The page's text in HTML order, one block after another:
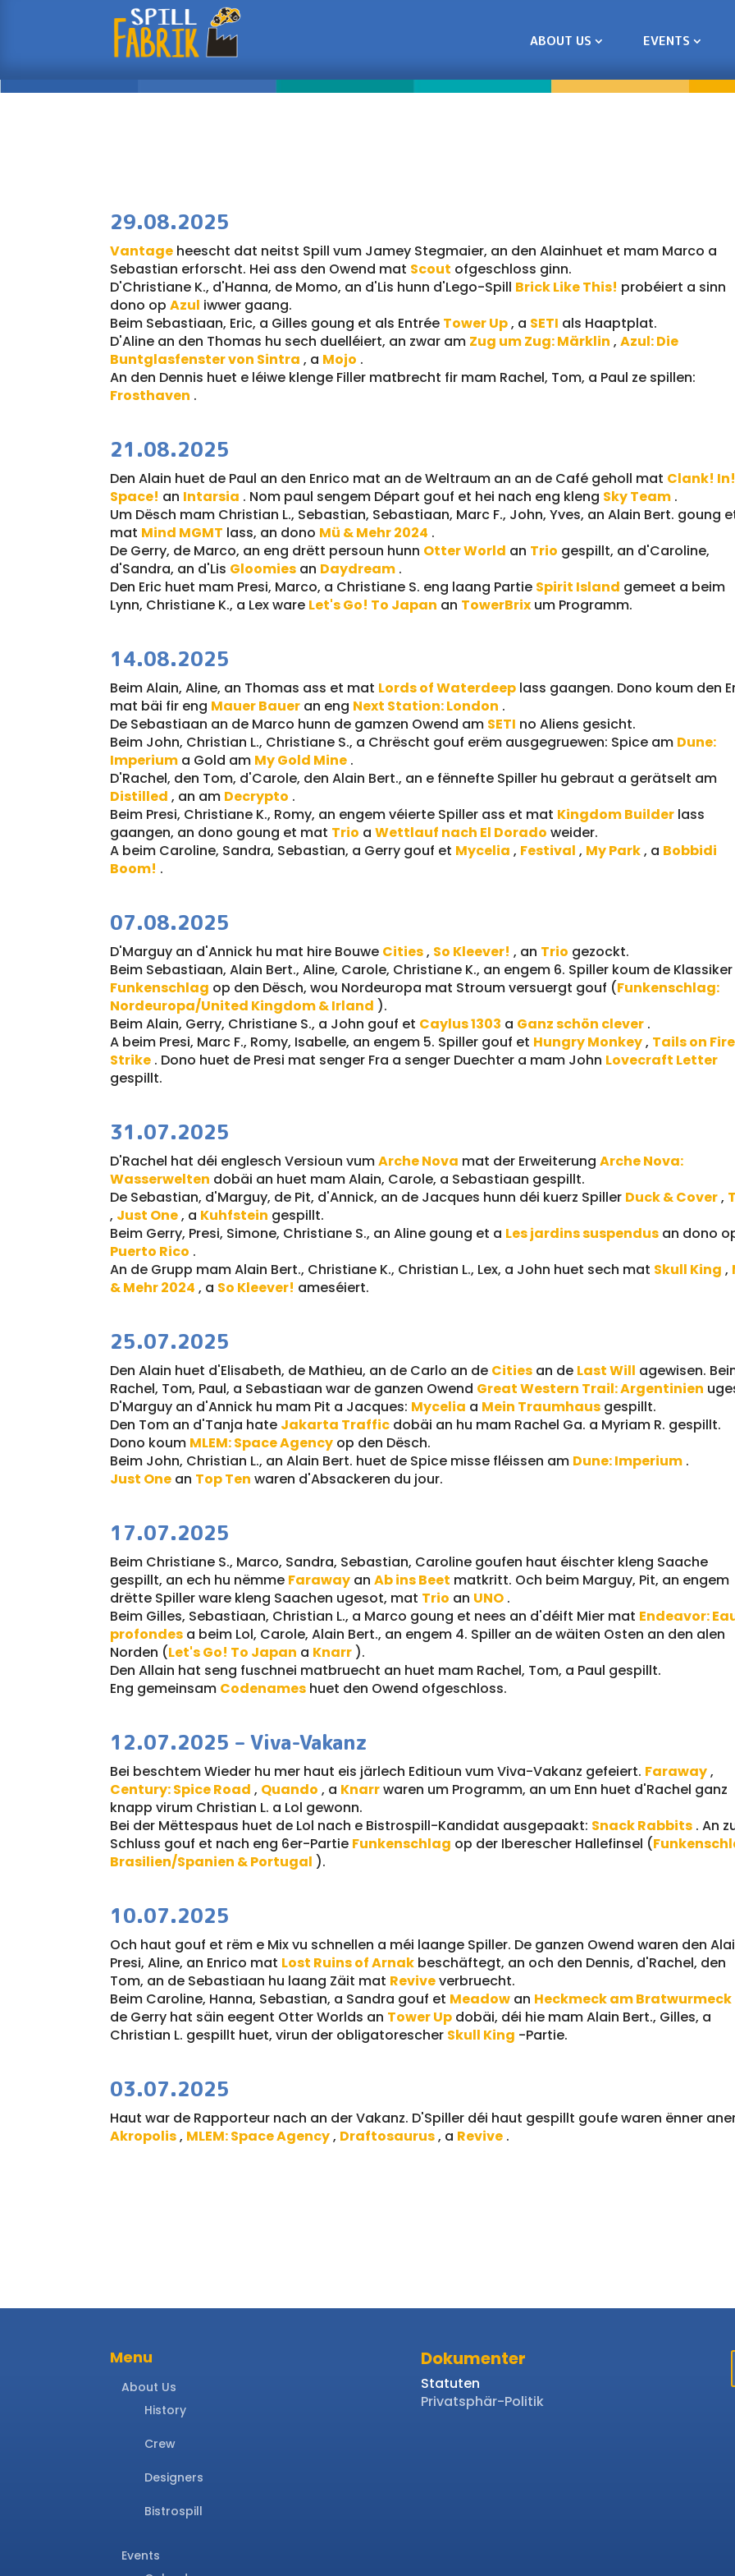
ABOUT US EVENTS
29.08.2025
Vantage heescht dat neitst Spill vum Jamey Stegmaier, an den Alainhuet et mam Marco a
Sebastian erforscht. Hei ass den Owend mat Scout ofgeschloss ginn.
D'Christiane K., d'Hanna, de Momo, an d'Lis hunn d'Lego-Spill Brick Like This! probéiert a sinn
dono opAzul iwwer gaang.
Beim Sebastiaan, Eric, a Gilles goung et als Entrée Tower Up, a SETI als Haaptplat.
D'Aline an den Thomas hu sech duelléiert, an zwar am Zug um Zug: Märklin ,Azul: Die
Buntglasfenster von Sintra , a Mojo .
An den Dennis huet e léiwe klenge Filler matbrecht fir mam Rachel, Tom, a Paul ze spillen:
Frosthaven .
21.08.2025
Den Alain huet de Paul an den Enrico mat an de Weltraum an an de Café geholl mat Clank! In!
Space! an Intarsia . Nom paul sengem Départ gouf et hei nach eng kleng Sky Team .
Um Dësch mam Christian L., Sebastian, Sebastiaan, Marc F., John, Yves, an Alain Bert. goung
mat Mind MGMT lass, an dono Mü & Mehr 2024 .
De Gerry, de Marco, an eng drëtt persoun hunn Otter World an Trio gespillt, an d'Caroline,
d'Sandra, an d'Lis Gloomies an Daydream .
Den Eric huet mam Presi, Marco, a Christiane S. eng laang Partie Spirit Island gemeet a beim
Lynn, Christiane K., a Lex ware Let's Go! To Japan an TowerBrix um Programm.
14.08.2025
Beim Alain, Aline, an Thomas ass et mat Lords of Waterdeep lass gaangen. Dono koum den
mat bäi fir eng Mauer Bauer an eng Next Station: London .
De Sebastiaan an de Marco hunn de gamzen Owend am SETI no Aliens gesicht.
Beim John, Christian L., Christiane S., a Chrëscht gouf erëm ausgegruewen: Spice am Dune:
Imperium a Gold am My Gold Mine .
D'Rachel, den Tom, d'Carole, den Alain Bert., an e fënnefte Spiller hu gebraut a gerätselt am
Distilled , an am Decrypto .
Beim Presi, Christiane K., Romy, an engem véierte Spiller ass et mat Kingdom Builder lass
gaangen, an dono goung et mat Trio aWettlauf nach El Dorado weider.
A beim Caroline, Sandra, Sebastian, a Gerry gouf et Mycelia , Festival , My Park, a Bobbidi
Boom! .
07.08.2025
D'Marguy an d'Annick hu mat hire Bouwe Cities, So Kleever! , an Trio gezockt.
Beim Sebastiaan, Alain Bert., Aline, Carole, Christiane K., an engem 6. Spiller koum de Klassiker
Funkenschlag op den Dësch, wou Nordeuropa mat Stroum versuergt gouf (Funkenschlag:
Nordeuropa/United Kingdom & Irland ).
Beim Alain, Gerry, Christiane S., a John gouf et Caylus 1303 a Ganz schön clever .
A beim Presi, Marc F., Romy, Isabelle, an engem 5. Spiller gouf et Hungry Monkey, Tails on Fire
Strike . Dono huet de Presi mat senger Fra a senger Duechter a mam John Lovecraft Letter
gespillt.
31.07.2025
D'Rachel hat déi englesch Versioun vumArche Nova mat der ErweiterungArche Nova:
Wasserwelten dobäi an huet mam Alain, Carole, a Sebastiaan gespillt.
De Sebastian, d'Marguy, de Pit, d'Annick, an de Jacques hunn déi kuerz Spiller Duck & Cover,
, Just One, a Kuhfstein gespillt.
Beim Gerry, Presi, Simone, Christiane S., an Aline goung et a Les jardins suspendus an dono
Puerto Rico .
An de Grupp mam Alain Bert., Christiane K., Christian L., Lex, a John huet sech mat Skull King ,
& Mehr 2024 , a So Kleever! ameséiert.
25.07.2025
Den Alain huet d'Elisabeth, de Mathieu, an de Carlo an de Cities an de Last Will agewisen.
Rachel, Tom, Paul, a Sebastiaan war de ganzen Owend Great Western Trail: Argentinien
D'Marguy an d'Annick hu mam Pit a Jacques: Mycelia a Mein Traumhaus gespillt.
Den Tom an d'Tanja hate Jakarta Traffic dobäi an hu mam Rachel Ga. a Myriam R. gespillt.
Dono koum MLEM: Space Agency op den Dësch.
Beim John, Christian L., an Alain Bert. huet de Spice misse fléissen am Dune: Imperium .
Just One an Top Ten waren d'Absackeren du jour.
17.07.2025
Beim Christiane S., Marco, Sandra, Sebastian, Caroline goufen haut éischter kleng Saache
gespillt, an ech hu nëmme Faraway anAb ins Beet matkritt. Och beim Marguy, Pit, an engem
drëtte Spiller ware kleng Saachen ugesot, mat Trio an UNO .
Beim Gilles, Sebastiaan, Christian L., a Marco goung et nees an d'déift Mier mat Endeavor:
profondes a beim Lol, Carole, Alain Bert., an engem 4. Spiller an de wäiten Osten an den alen
Norden (Let's Go! To Japan a Knarr ).
Den Allain hat seng fuschnei matbruecht an huet mam Rachel, Tom, a Paul gespillt.
Eng gemeinsam Codenames huet den Owend ofgeschloss.
12.07.2025 – Viva-Vakanz
Bei beschtem Wieder hu mer haut eis järlech Editioun vum Viva-Vakanz gefeiert. Faraway,
Century: Spice Road , Quando , a Knarrwaren um Programm, an um Enn huet d'Rachel ganz
knapp virum Christian L. a Lol gewonn.
Bei der Mëttespaus huet de Lol nach e Bistrospill-Kandidat ausgepaakt: Snack Rabbits . An
Schluss gouf et nach eng 6er-Partie Funkenschlag op der Iberescher Hallefinsel (
Brasilien/Spanien & Portugal ).
10.07.2025
Och haut gouf et rëm e Mix vu schnellen a méi laange Spiller. De ganzen Owend waren den
Presi, Aline, an Enrico mat Lost Ruins of Arnak beschäftegt, an och den Dennis, d'Rachel, den
Tom, an de Sebastiaan hu laang Zäit mat Reviveverbruecht.
Beim Caroline, Hanna, Sebastian, a Sandra gouf et Meadow an Heckmeck am Bratwurmeck
de Gerry hat säin eegent Otter Worlds an Tower Up dobäi, déi hie mam Alain Bert., Gilles, a
Christian L. gespillt huet, virun der obligatorescher Skull King -Partie.
03.07.2025
Haut war de Rapporteur nach an der Vakanz. D'Spiller déi haut gespillt goufe waren ënner
Akropolis, MLEM: Space Agency, Draftosaurus, a Revive .
Menu
About Us
History
Crew
Designers
Bistrospill
Events
Dokumenter
Statuten
Privatsphär-Politik